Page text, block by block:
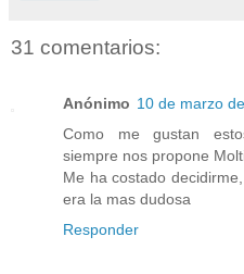
31 comentarios:
Anónimo 10 de marzo
Como me gustan
siempre nos propone
Me ha costado
era la mas dudosa
Responder